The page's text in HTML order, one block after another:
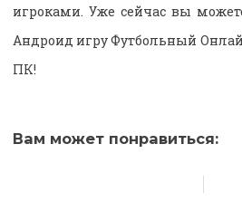
игроками. Уже сейчас вы
Андроид игру Футбольный
ПК!
Вам может понравиться: